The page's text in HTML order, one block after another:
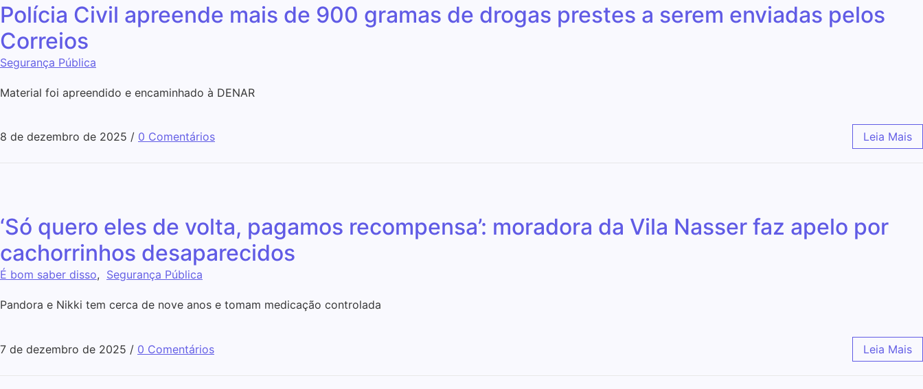
Polícia Civil apreende mais de 900 gramas de drogas prestes a serem enviadas pelos
Correios
Segurança Pública
Material foi apreendido e encaminhado à DENAR
8 de dezembro de 2025 / 0 Comentários Leia Mais
‘Só quero eles de volta, pagamos recompensa’: moradora da Vila Nasser faz apelo por
cachorrinhos desaparecidos
É bom saber disso, Segurança Pública
Pandora e Nikki tem cerca de nove anos e tomam medicação controlada
7 de dezembro de 2025 / 0 Comentários Leia Mais